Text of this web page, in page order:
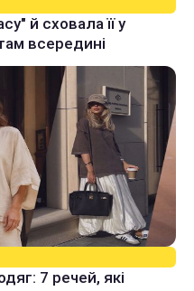
й сховала її у
всередині
7 речей, які